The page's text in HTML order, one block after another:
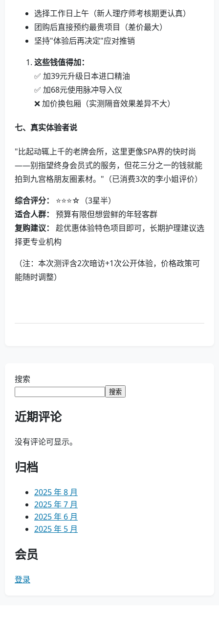
选择工作日上午（新人理疗师考核期更认真）
团购后直接预约最贵项目（差价最大）
坚持"体验后再决定"应对推销
这些钱值得加：
✅ 加39元升级日本进口精油
✅ 加68元使用脉冲导入仪
❌ 加价换包厢（实测隔音效果差异不大）
七、真实体验者说
"比起动辄上千的老牌会所，这里更像SPA界的快时尚
——别指望终身会员式的服务，但花三分之一的钱就能
拍到九宫格朋友圈素材。"（已消费3次的李小姐评价）
综合评分：
⭐⭐⭐☆（3星半）
适合人群：
预算有限但想尝鲜的年轻客群
复购建议：
趁优惠体验特色项目即可，长期护理建议选
择更专业机构
（注：本次测评含2次暗访+1次公开体验，价格政策可
能随时调整）
搜索
搜索
近期评论
没有评论可显示。
归档
2025 年 8 月
2025 年 7 月
2025 年 6 月
2025 年 5 月
会员
登录